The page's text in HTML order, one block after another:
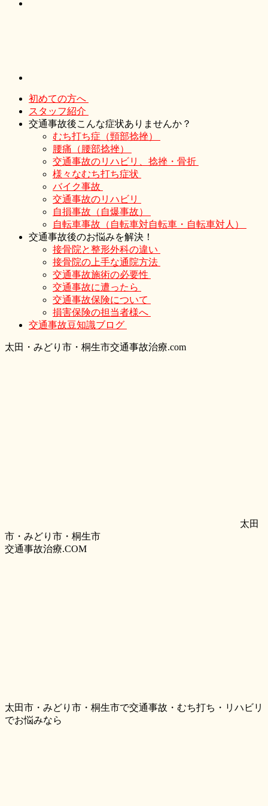
初めての方へ
スタッフ紹介
交通事故後こんな症状ありませんか？
むち打ち症（頸部捻挫）
腰痛（腰部捻挫）
交通事故のリハビリ、捻挫・骨折
様々なむち打ち症状
バイク事故
交通事故のリハビリ
自損事故（自爆事故）
自転車事故（自転車対自転車・自転車対人）
交通事故後のお悩みを解決！
接骨院と整形外科の違い
接骨院の上手な通院方法
交通事故施術の必要性
交通事故に遭ったら
交通事故保険について
損害保険の担当者様へ
交通事故豆知識ブログ
太田・ みどり 市・ 桐生市交通事故治療.com
太田
市・みどり市・桐生市
交通事故治療.COM
太田市・みどり市・桐生市で交通事故・むち打ち・リハビリ
でお悩みなら